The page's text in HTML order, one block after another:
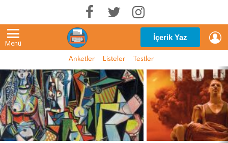
Menü
İçerik Yaz
Anketler Listeler Testler
EN
YENI
İÇERIKLER